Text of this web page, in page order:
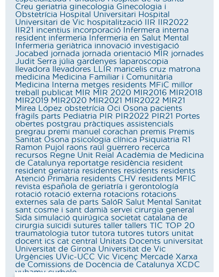
Creu geriatria ginecologia Ginecologia i
Obstetrícia Hospital Universitari Hospital
Universitari de Vic hospitalització IIR
IIR2022
IIR21 incentius incorporació
Infermera interna
resident infermeria
Infermeria en Salut Mental
Infermeria geriàtrica innovació investigació
Jocabed jornada jornada orientació MIR jornades
Judit Serra júlia gardenyes
laparoscopia
llevadora
llevadores LLIR maricelis cruz matrona
medicina Medicina Familiar i Comunitària
Medicina Interna metges residents MFiC millor
treball publicat MIR MIR 2020 MIR2016 MIR2018
MIR2019 MIR2020 MIR2021 MIR2022 MIR21
Mirea López obstetrícia Oci Osona pacients
fràgils parts Pediatria PIR PIR2022 PIR21 Portes
obertes postgrau pràctiques assistencials
pregrau premi manuel corachan premis Premis
Sanitat Osona psicologia clínica Psiquiatria R1
Ramon Pujol
raons raül guerrero recerca
recursos Regne Unit Reial Acadèmia de Medicina
de Catalunya reportatge residència resident
resident geriatria residentes residents residents
Atenció Primària residents CHV residents MFIC
revista española de geriatría i gerontología
rotació rotació externa rotacions rotacions
externes sala de parts SalóR Salut Mental
Sanitat
sant cosme i sant damià servei cirurgia general
Sida simulació quirúgica societat catalana de
cirurgia suïcidi sutures taller tallers TIC TOP 20
traumatologia tutor tutora tutores tutors unitat
docent ics cat central
Unitats Docents universitat
Universitat de Girona Universitat de Vic
Urgències UVic-UCC Vic Vicenç Mercadé Xarxa
de Comissions de Docència de Catalunya XCDC
yuhamy curbelo